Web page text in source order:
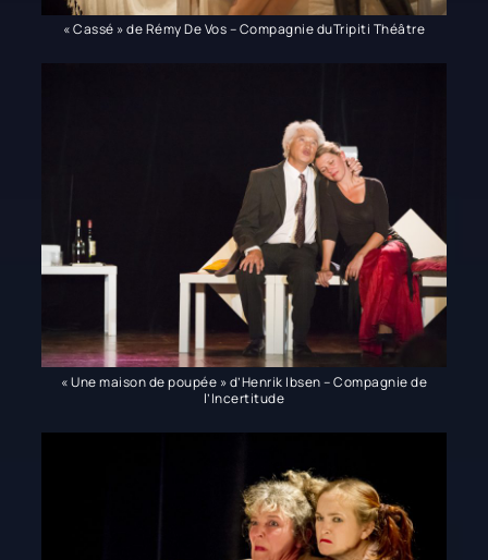
« Cassé » de Rémy De Vos – Compagnie duTripiti Théâtre
« Une maison de poupée » d’Henrik Ibsen – Compagnie de
l’Incertitude